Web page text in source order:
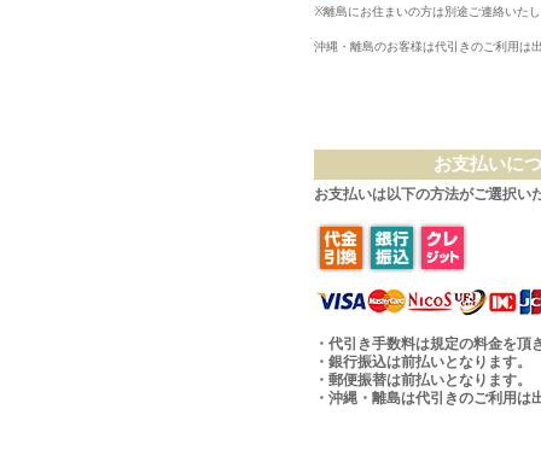
※離島にお住まいの方は別途ご連絡いた
沖縄・離島のお客様は代引きのご利用は
お支払いに
お支払いは以下の方法がご選択い
・代引き手数料は規定の料金を頂
・銀行振込は前払いとなります。
・郵便振替は前払いとなります。
・沖縄・離島は代引きのご利用は